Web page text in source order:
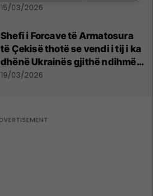
kontrata
15/03/2026
Shefi i Forcave të Armatosura
të Çekisë thotë se vendi i tij i ka
dhënë Ukrainës gjithë ndihmën
ushtarake që mundi
19/03/2026